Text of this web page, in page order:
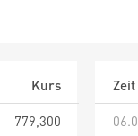
Kurs
779,300
Zeit